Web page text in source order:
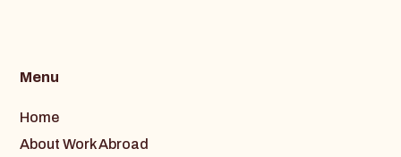
Menu
Home
About Work Abroad